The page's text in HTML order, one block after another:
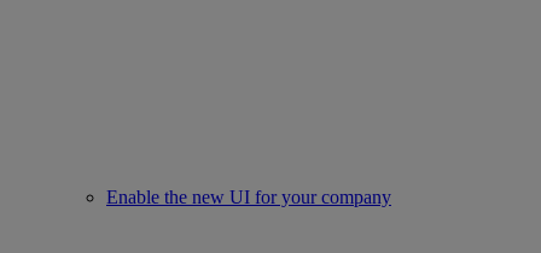
Enable the new UI for your company